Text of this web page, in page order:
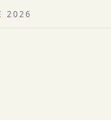
2026